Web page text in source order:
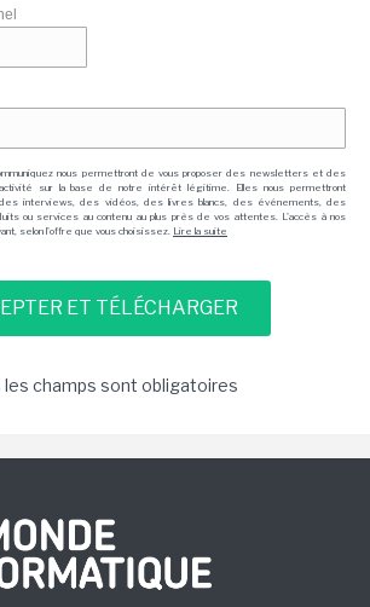
nous permettront de vous proposer des newsletters et des
sur la base de notre intérêt légitime. Elles nous permettront
interviews, des vidéos, des livres blancs, des événements, des
ou services au contenu au plus près de vos attentes. L'accès à nos
selon l'offre que vous choisissez. Lire la suite
les champs sont obligatoires